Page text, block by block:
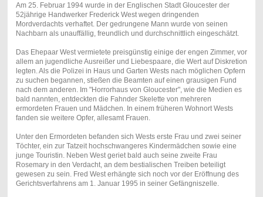
Am 25. Februar 1994 wurde in der Englischen Stadt Gloucester der
52jährige Handwerker Frederick West wegen dringenden
Mordverdachts verhaftet. Der gedrungene Mann wurde von seinen
Nachbarn als unauffällig, freundlich und durchschnittlich eingeschätzt.
Das Ehepaar West vermietete preisgünstig einige der engen Zimmer, vor
allem an jugendliche Ausreißer und Liebespaare, die Wert auf Diskretion
legten. Als die Polizei in Haus und Garten Wests nach möglichen Opfern
zu suchen begannen, stießen die Beamten auf einen grausigen Fund
nach dem anderen. Im "Horrorhaus von Gloucester", wie die Medien es
bald nannten, entdeckten die Fahnder Skelette von mehreren
ermordeten Frauen und Mädchen. In einem früheren Wohnort Wests
fanden sie weitere Opfer, allesamt Frauen.
Unter den Ermordeten befanden sich Wests erste Frau und zwei seiner
Töchter, ein zur Tatzeit hochschwangeres Kindermädchen sowie eine
junge Touristin. Neben West geriet bald auch seine zweite Frau
Rosemary in den Verdacht, an dem bestialischen Treiben beteiligt
gewesen zu sein. Fred West erhängte sich noch vor der Eröffnung des
Gerichtsverfahrens am 1. Januar 1995 in seiner Gefängniszelle.